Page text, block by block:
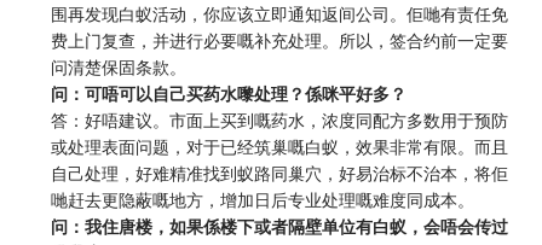
围再发现白蚁活动，你应该立即通知返间公司。佢哋有责任免
费上门复查，并进行必要嘅补充处理。所以，签合约前一定要
问清楚保固条款。
问：可唔可以自己买药水嚟处理？係咪平好多？
答：好唔建议。市面上买到嘅药水，浓度同配方多数用于预防
或处理表面问题，对于已经筑巢嘅白蚁，效果非常有限。而且
自己处理，好难精准找到蚁路同巢穴，好易治标不治本，将佢
哋赶去更隐蔽嘅地方，增加日后专业处理嘅难度同成本。
问：我住唐楼，如果係楼下或者隔壁单位有白蚁，会唔会传过